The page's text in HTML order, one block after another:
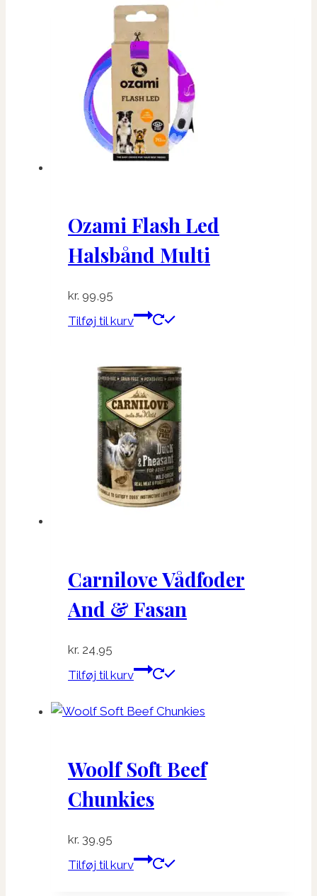
Ozami Flash Led
Halsbånd Multi
kr. 99,95
Tilføj til kurv
Carnilove Vådfoder
And & Fasan
kr. 24,95
Tilføj til kurv
Woolf Soft Beef
Chunkies
kr. 39,95
Tilføj til kurv